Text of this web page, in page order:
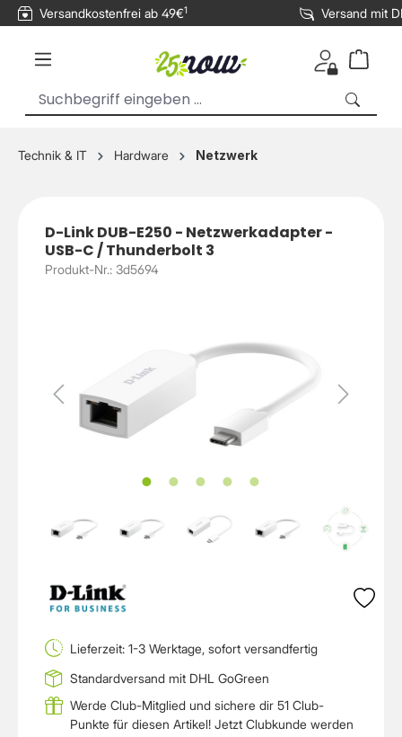
springen
Versandkostenfrei ab 49€1 Versand mit
Technik & IT Hardware Netzwerk
D-Link DUB-E250 - Netzwerkadapter -
USB-C / Thunderbolt 3
Produkt-Nr.: 3d5694
Lieferzeit: 1-3 Werktage, sofort versandfertig
Standardversand mit DHL GoGreen
Werde Club-Mitglied und sichere dir 51 Club-
Punkte für diesen Artikel! Jetzt Clubkunde werden